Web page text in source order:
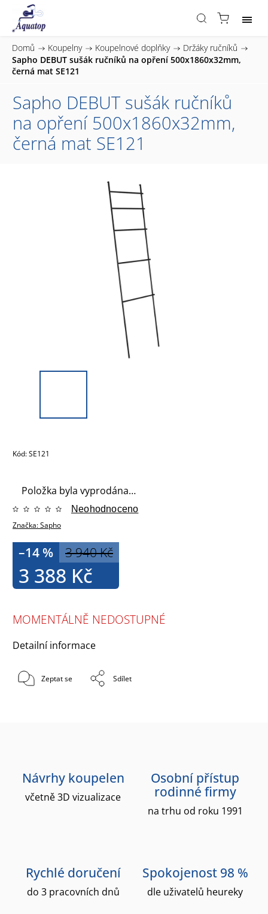
Domů / Koupelny / Koupelnové doplňky / Držáky ručníků /
Sapho DEBUT sušák ručníků na opření 500x1860x32mm,
černá mat SE121
Sapho DEBUT sušák ručníků
na opření 500x1860x32mm,
černá mat SE121
Kód:SE121
Položka byla vyprodána…
Značka:Sapho
Neohodnoceno
3 940 Kč
–14 %
3 388 Kč
MOMENTÁLNĚ NEDOSTUPNÉ
Detailní informace
Zeptat se Sdílet
Návrhy koupelen
včetně 3D vizualizace
Osobní přístup
rodinné firmy
na trhu od roku 1991
Rychlé doručení
do 3 pracovních dnů
Spokojenost 98 %
dle uživatelů heureky